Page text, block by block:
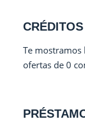
Te mostramos
ofertas de 0